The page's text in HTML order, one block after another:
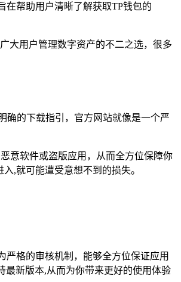
在帮助用户清晰了解获取TP钱包的
大用户管理数字资产的不二之选，很多
确的下载指引，官方网站就像是一个严
意软件或盗版应用，从而全方位保障你
,就可能遭受意想不到的损失。
严格的审核机制，能够全方位保证应用
最新版本,从而为你带来更好的使用体验